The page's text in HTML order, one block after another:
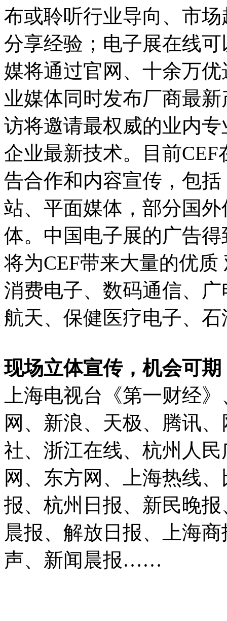
布或聆听行业导向、市
分享经验；电子展在线
媒将通过官网、十余万
业媒体同时发布厂商最
访将邀请最权威的业内
企业最新技术。目前
告合作和内容宣传，包
站、平面媒体，部分国
体。中国电子展的广告
将为CEF带来大量的优
消费电子、数码通信、
航天、保健医疗电子、
现场立体宣传，机会可期
上海电视台《第一财经
网、新浪、天极、腾讯
社、浙江在线、杭州人
网、东方网、上海热线
报、杭州日报、新民晚
晨报、解放日报、上海
声、新闻晨报……